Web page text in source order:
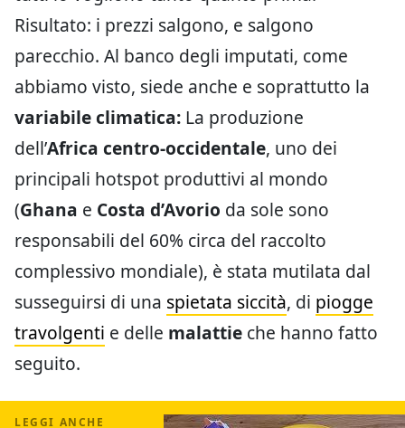
Risultato: i prezzi salgono, e salgono
parecchio. Al banco degli imputati, come
abbiamo visto, siede anche e soprattutto la
variabile climatica: La produzione
dell’Africa centro-occidentale, uno dei
principali hotspot produttivi al mondo
(Ghana e Costa d’Avorio da sole sono
responsabili del 60% circa del raccolto
complessivo mondiale), è stata mutilata dal
susseguirsi di una spietata siccità, di piogge
travolgenti e delle malattie che hanno fatto
seguito.